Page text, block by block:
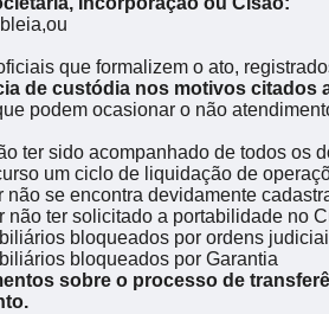
que formalizem o ato,
de custódia nos motivos citados
podem ocasionar o não
ter sido acompanhado de todos os
um ciclo de liquidação de
não se encontra devidamente
não ter solicitado a portabilidade no
bloqueados por ordens
bloqueados por Garantia
sobre o processo de